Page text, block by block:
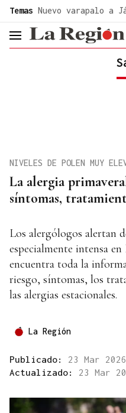
Temas Nuevo varapalo a
header.menu.open
La alergia
síntomas,
NIVELES DE POLEN MUY
Los alergólogos alertan
especialmente intensa
encuentra toda la
riesgo, síntomas, los
las alergias estacionales.
La Región
Publicado: 23 Mar
Actualizado: 23 Mar